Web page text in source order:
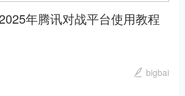
年腾讯对战平台使用教程
bigbai